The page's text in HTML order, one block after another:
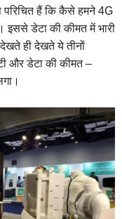
परिचित हैं कि कैसे हमने 4G
इससे डेटा की कीमत में भारी
ही देखते ये तीनों
और डेटा की कीमत –